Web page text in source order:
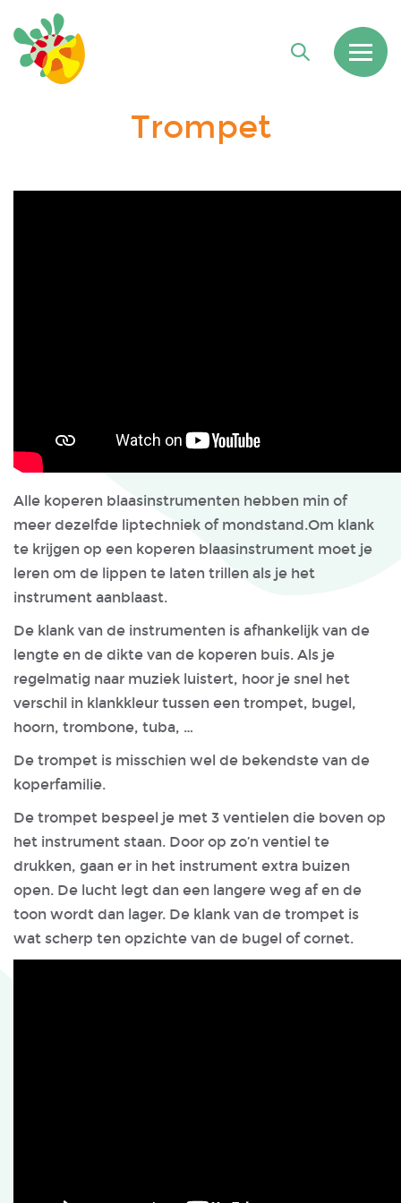
Trompet
Alle koperen blaasinstrumenten hebben min of
meer dezelfde liptechniek of mondstand.Om klank
te krijgen op een koperen blaasinstrument moet je
leren om de lippen te laten trillen als je het
instrument aanblaast.
De klank van de instrumenten is afhankelijk van de
lengte en de dikte van de koperen buis. Als je
regelmatig naar muziek luistert, hoor je snel het
verschil in klankkleur tussen een trompet, bugel,
hoorn, trombone, tuba, …
De trompet is misschien wel de bekendste van de
koperfamilie.
De trompet bespeel je met 3 ventielen die boven op
het instrument staan. Door op zo’n ventiel te
drukken, gaan er in het instrument extra buizen
open. De lucht legt dan een langere weg af en de
toon wordt dan lager. De klank van de trompet is
wat scherp ten opzichte van de bugel of cornet.